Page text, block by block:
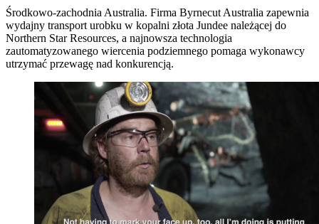
Środkowo-zachodnia Australia. Firma Byrnecut Australia zapewnia
wydajny transport urobku w kopalni złota Jundee należącej do
Northern Star Resources, a najnowsza technologia
zautomatyzowanego wiercenia podziemnego pomaga wykonawcy
utrzymać przewagę nad konkurencją.